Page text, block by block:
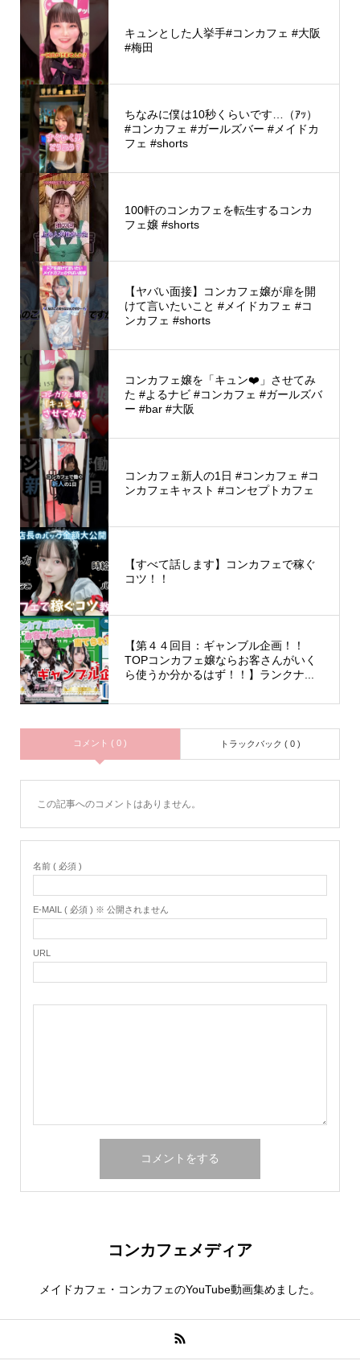
キュンとした人挙手#コンカフェ #大阪
#梅田
ちなみに僕は10秒くらいです…（ｱｯ）
#コンカフェ #ガールズバー #メイドカ
フェ #shorts
100軒のコンカフェを転生するコンカ
フェ嬢 #shorts
【ヤバい面接】コンカフェ嬢が扉を開
けて言いたいこと #メイドカフェ #コ
ンカフェ #shorts
コンカフェ嬢を「キュン❤️」させてみ
た #よるナビ #コンカフェ #ガールズバ
ー #bar #大阪
コンカフェ新人の1日 #コンカフェ #コ
ンカフェキャスト #コンセプトカフェ
【すべて話します】コンカフェで稼ぐ
コツ！！
【第４４回目：ギャンブル企画！！
TOPコンカフェ嬢ならお客さんがいく
ら使うか分かるはず！！】ランクナ...
コメント ( 0 ) トラックバック ( 0 )
この記事へのコメントはありません。
名前 ( 必須 )
E-MAIL ( 必須 ) ※ 公開されません
URL
コンカフェメディア
メイドカフェ・コンカフェのYouTube動画集めました。